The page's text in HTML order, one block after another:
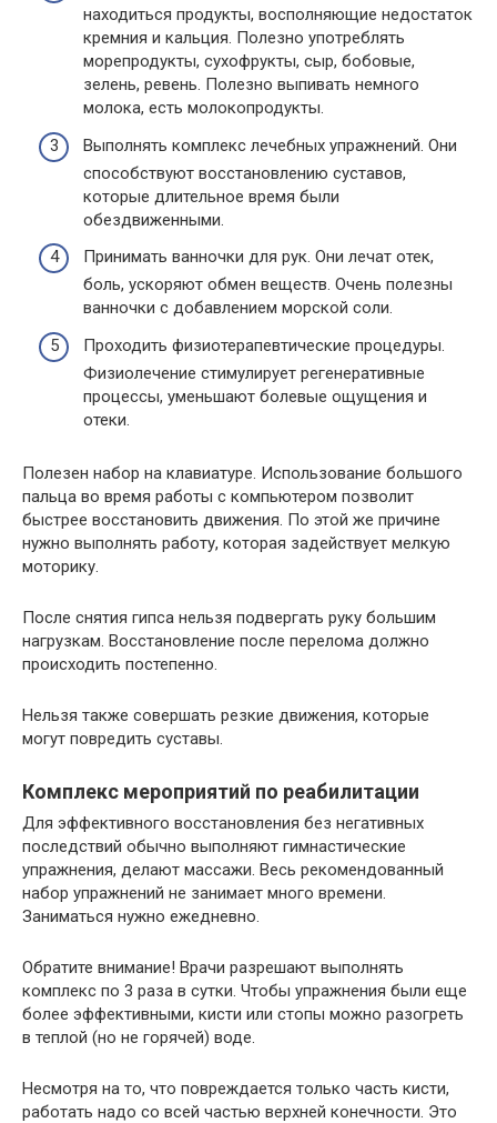
находиться продукты, восполняющие недостаток
кремния и кальция. Полезно употреблять
морепродукты, сухофрукты, сыр, бобовые,
зелень, ревень. Полезно выпивать немного
молока, есть молокопродукты.
Выполнять комплекс лечебных упражнений. Они
способствуют восстановлению суставов,
которые длительное время были
обездвиженными.
Принимать ванночки для рук. Они лечат отек,
боль, ускоряют обмен веществ. Очень полезны
ванночки с добавлением морской соли.
Проходить физиотерапевтические процедуры.
Физиолечение стимулирует регенеративные
процессы, уменьшают болевые ощущения и
отеки.
Полезен набор на клавиатуре. Использование большого
пальца во время работы с компьютером позволит
быстрее восстановить движения. По этой же причине
нужно выполнять работу, которая задействует мелкую
моторику.
После снятия гипса нельзя подвергать руку большим
нагрузкам. Восстановление после перелома должно
происходить постепенно.
Нельзя также совершать резкие движения, которые
могут повредить суставы.
Комплекс мероприятий по реабилитации
Для эффективного восстановления без негативных
последствий обычно выполняют гимнастические
упражнения, делают массажи. Весь рекомендованный
набор упражнений не занимает много времени.
Заниматься нужно ежедневно.
Обратите внимание! Врачи разрешают выполнять
комплекс по 3 раза в сутки. Чтобы упражнения были еще
более эффективными, кисти или стопы можно разогреть
в теплой (но не горячей) воде.
Несмотря на то, что повреждается только часть кисти,
работать надо со всей частью верхней конечности. Это